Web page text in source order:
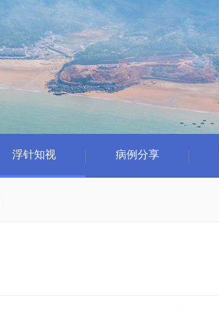
浮针知视 病例分享